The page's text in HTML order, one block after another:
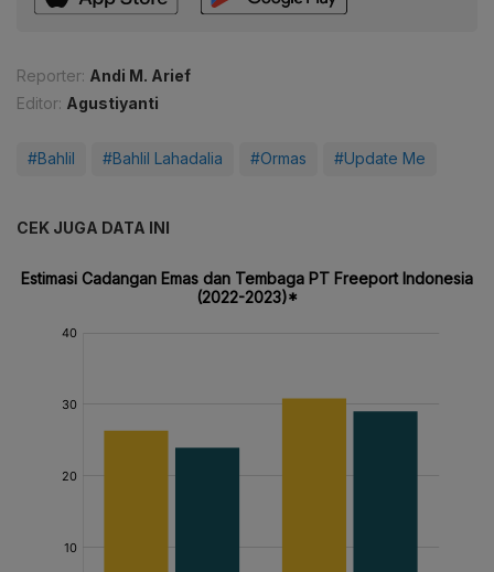
Reporter: Andi M. Arief
Editor: Agustiyanti
#Bahlil #Bahlil Lahadalia #Ormas #Update Me
CEK JUGA DATA INI